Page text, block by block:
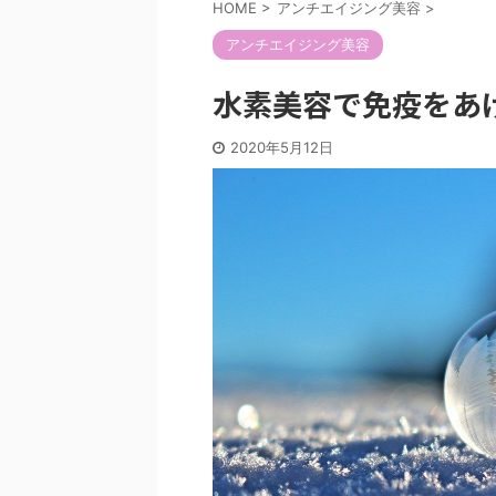
HOME > アンチエイジング美容 >
アンチエイジング美容
水素美容で免疫をあ
2020年5月12日